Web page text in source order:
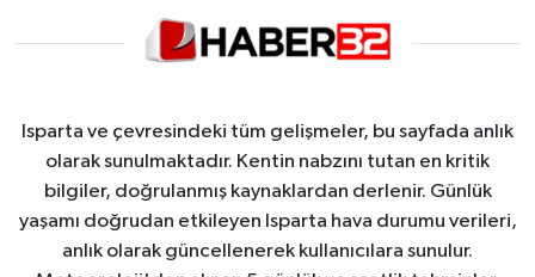
Isparta ve çevresindeki tüm gelişmeler, bu sayfada anlık
olarak sunulmaktadır. Kentin nabzını tutan en kritik
bilgiler, doğrulanmış kaynaklardan derlenir. Günlük
yaşamı doğrudan etkileyen Isparta hava durumu verileri,
anlık olarak güncellenerek kullanıcılara sunulur.